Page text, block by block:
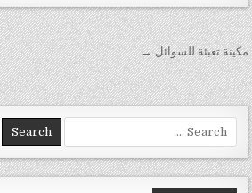
تصفّح المقالات
مكينة تعبئة للسوائل →
Search for: